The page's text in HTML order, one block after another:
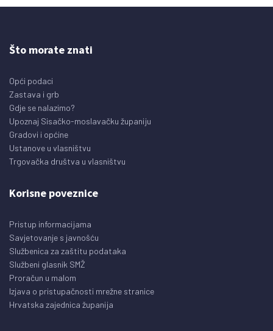
Što morate znati
Opći podaci
Zastava i grb
Gdje se nalazimo?
Upoznaj Sisačko-moslavačku županiju
Gradovi i općine
Ustanove u vlasništvu
Trgovačka društva u vlasništvu
Korisne poveznice
Pristup informacijama
Savjetovanje s javnošću
Službenica za zaštitu podataka
Službeni glasnik SMŽ
Proračun u malom
Izjava o pristupačnosti mrežne stranice
Hrvatska zajednica županija